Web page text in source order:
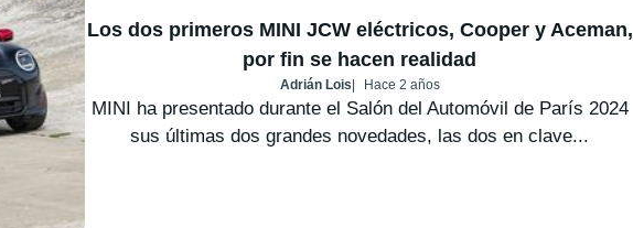
Los dos primeros MINI JCW eléctricos, Cooper y Aceman,
por fin se hacen realidad
Adrián Lois Hace 2 años
MINI ha presentado durante el Salón del Automóvil de París 2024
sus últimas dos grandes novedades, las dos en clave...